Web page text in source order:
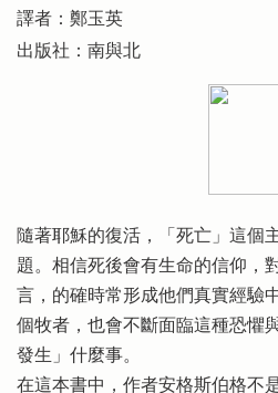
譯者：鄭玉英
出版社：南與北
隨著耶穌的復活，「死亡」這個
題。相信死後會有生命的信仰，
言，的確時常形成他們真實經驗
個牧者，也會不斷面臨這種恐懼
發生」什麼事。
在這本書中，作者安格斯伯格不